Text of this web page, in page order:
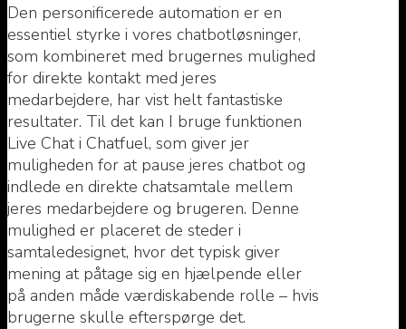
Den personificerede automation er en
essentiel styrke i vores chatbotløsninger,
som kombineret med brugernes mulighed
for direkte kontakt med jeres
medarbejdere, har vist helt fantastiske
resultater. Til det kan I bruge funktionen
Live Chat i Chatfuel, som giver jer
muligheden for at pause jeres chatbot og
indlede en direkte chatsamtale mellem
jeres medarbejdere og brugeren. Denne
mulighed er placeret de steder i
samtaledesignet, hvor det typisk giver
mening at påtage sig en hjælpende eller
på anden måde værdiskabende rolle – hvis
brugerne skulle efterspørge det.